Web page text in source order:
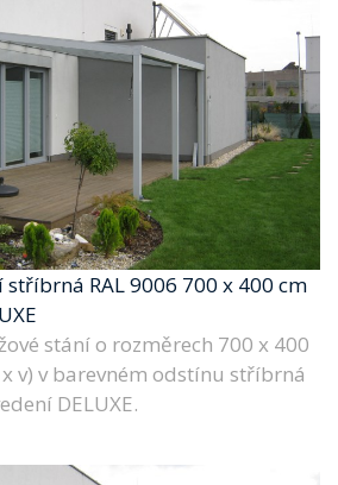
stříbrná RAL 9006 700 x 400 cm
stání o rozměrech 700 x 400
x v) v barevném odstínu stříbrná
DELUXE.